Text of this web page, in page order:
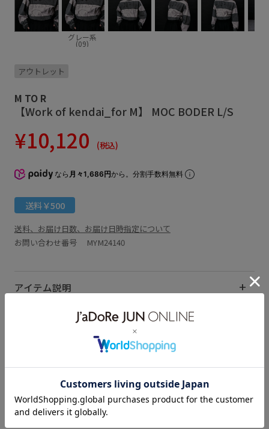
グレー系
(09)
アウトレット
M TO R
【Work of kendai_for M】 MOC BODER L/S
¥10,120 (税込)
なら 月々1,686円から。分割手数料無料
送料￥500
送料、お届け日数、お届け日時指定について
お問い合わせ番号 MYM24140
アイテム説明
サイズ・素材・お手入れ方法
関連タグ
24AW30 イラスト ブラック ユニセックス
ヴィンテージ